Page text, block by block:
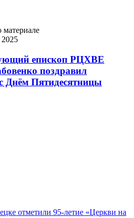
епископ РЦХВЕ
поздравил
Днём Пятидесятницы